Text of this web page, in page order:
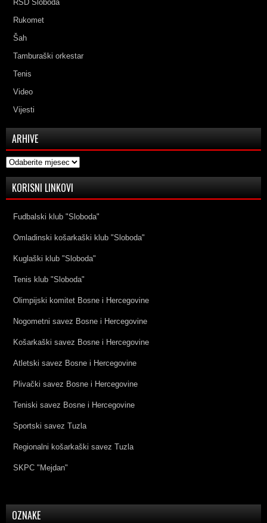
RSD Sloboda
Rukomet
Šah
Tamburaški orkestar
Tenis
Video
Vijesti
ARHIVE
Arhive
KORISNI LINKOVI
Fudbalski klub "Sloboda"
Omladinski košarkaški klub "Sloboda"
Kuglaški klub "Sloboda"
Tenis klub "Sloboda"
Olimpijski komitet Bosne i Hercegovine
Nogometni savez Bosne i Hercegovine
Košarkaški savez Bosne i Hercegovine
Atletski savez Bosne i Hercegovine
Plivački savez Bosne i Hercegovine
Teniski savez Bosne i Hercegovine
Sportski savez Tuzla
Regionalni košarkaški savez Tuzla
SKPC "Mejdan"
OZNAKE